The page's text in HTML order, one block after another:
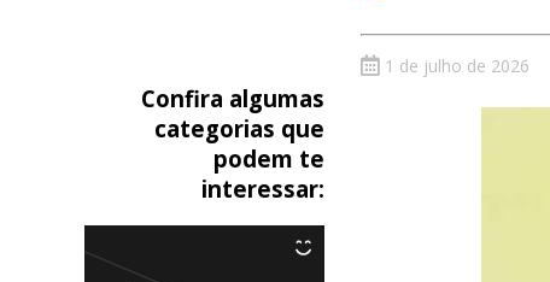
Confira algumas
categorias que
podem te
interessar:
1 de julho de 2026